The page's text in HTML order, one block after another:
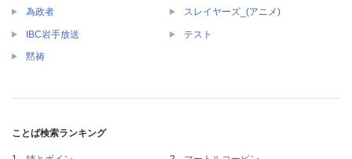
為政者 スレイヤーズ_(アニメ)
IBC岩手放送 テスト
黙祷
ことば検索ランキング